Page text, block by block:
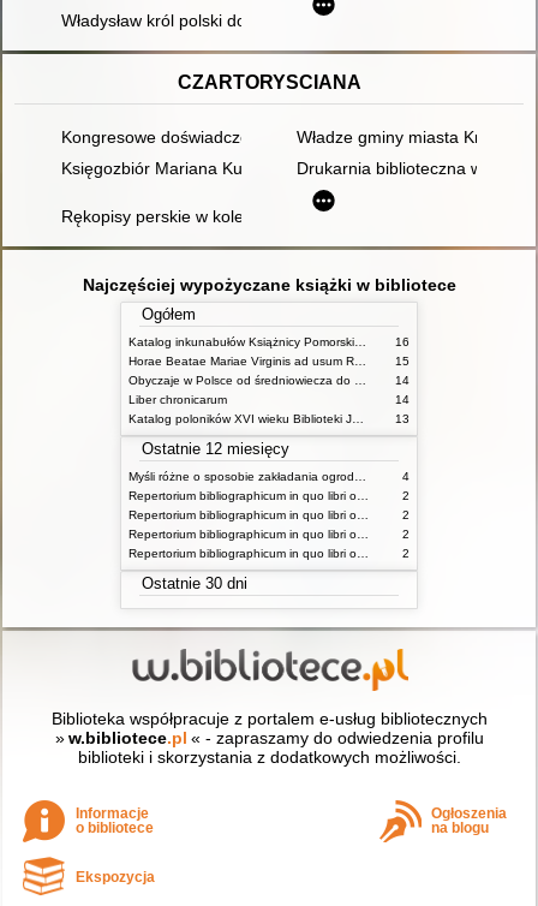
Władysław król polski donosi Michałowi Kuchmeisterowi
CZARTORYSCIANA
Kongresowe doświadczenia księcia Adama Jerzego
Władze gminy miasta
Księgozbiór Mariana Kukiela warsztat pracy uczonego
Drukarnia biblioteczna w
Rękopisy perskie w kolekcji Czartoryskich
Najczęściej wypożyczane książki w bibliotece
Ogółem
16
15
14
Liber chronicarum
14
13
Ostatnie 12 miesięcy
4
2
2
2
2
Ostatnie 30 dni
Biblioteka współpracuje z portalem e-usług bibliotecznych
» w.bibliotece.pl « - zapraszamy do odwiedzenia profilu
biblioteki i skorzystania z dodatkowych możliwości.
Informacje
o bibliotece
Ogłoszenia
na blogu
Ekspozycja